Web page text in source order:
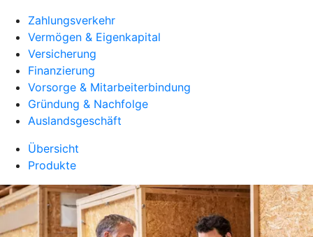
Zahlungsverkehr
Vermögen & Eigenkapital
Versicherung
Finanzierung
Vorsorge & Mitarbeiterbindung
Gründung & Nachfolge
Auslandsgeschäft
Übersicht
Produkte